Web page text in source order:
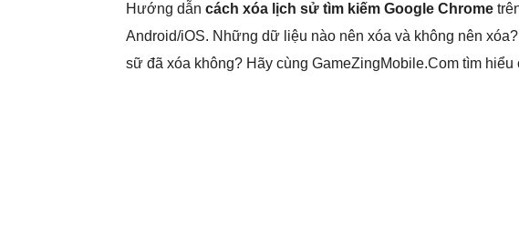
Hướng dẫn cách xóa lịch sử tìm kiếm Google Chrome
Android/iOS. Những dữ liệu nào nên xóa và không nên
sữ đã xóa không? Hãy cùng GameZingMobile.Com tìm hiểu